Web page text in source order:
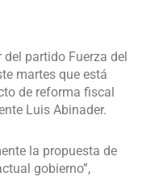
del partido Fuerza del
martes que está
de reforma fiscal
Luis Abinader.
la propuesta de
gobierno”,